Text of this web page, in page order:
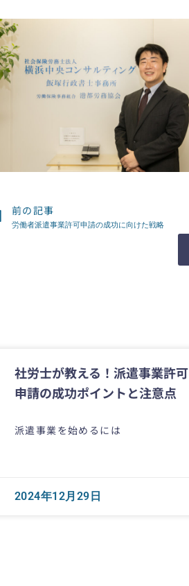
Prev
前の記事
労働者派遣事業許可申請の成功に向けた戦略
社労士が教える！派遣事業許可
申請の成功ポイントと注意点
派遣事業を始めるには
2024年12月29日